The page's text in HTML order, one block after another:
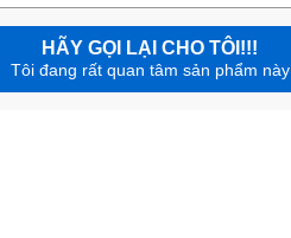
HÃY GỌI LẠI CHO TÔI!!!
Tôi đang rất quan tâm sản phẩm này